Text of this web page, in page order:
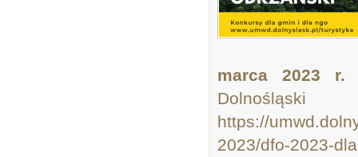
marca 2023 r.
https://
2023/dfo-2023-